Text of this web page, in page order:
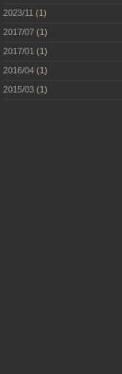
2023/11 (1)
2017/07 (1)
2017/01 (1)
2016/04 (1)
2015/03 (1)